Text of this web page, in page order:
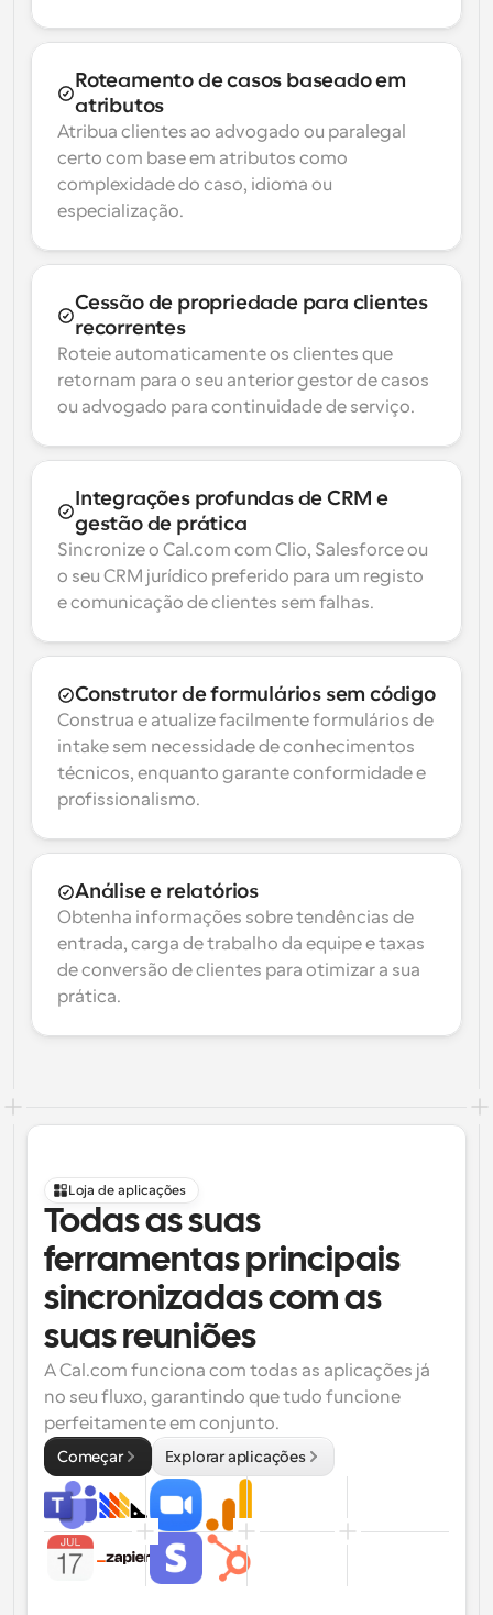
Roteamento de casos baseado em
atributos
Atribua clientes ao advogado ou paralegal
certo com base em atributos como
complexidade do caso, idioma ou
especialização.
Cessão de propriedade para clientes
recorrentes
Roteie automaticamente os clientes que
retornam para o seu anterior gestor de casos
ou advogado para continuidade de serviço.
Integrações profundas de CRM e
gestão de prática
Sincronize o Cal.com com Clio, Salesforce ou
o seu CRM jurídico preferido para um registo
e comunicação de clientes sem falhas.
Construtor de formulários sem código
Construa e atualize facilmente formulários de
intake sem necessidade de conhecimentos
técnicos, enquanto garante conformidade e
profissionalismo.
Análise e relatórios
Obtenha informações sobre tendências de
entrada, carga de trabalho da equipe e taxas
de conversão de clientes para otimizar a sua
prática.
Loja de aplicações
Todas as suas
ferramentas principais
sincronizadas com as
suas reuniões
A Cal.com funciona com todas as aplicações já
no seu fluxo, garantindo que tudo funcione
perfeitamente em conjunto.
Começar Explorar aplicações